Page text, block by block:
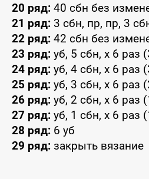
20 ряд: 40 сбн без
21 ряд: 3 сбн, пр, пр, 3
22 ряд: 42 сбн без
23 ряд: уб, 5 сбн, x 6 раз
24 ряд: уб, 4 сбн, x 6 раз
25 ряд: уб, 3 сбн, x 6 раз
26 ряд: уб, 2 сбн, x 6 раз
27 ряд: уб, 1 сбн, x 6 раз
28 ряд: 6 уб
29 ряд: закрыть вязание